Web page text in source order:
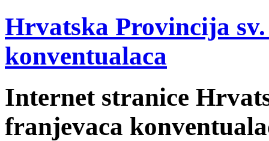
Hrvatska Provincija
konventualaca
Internet stranice
franjevaca